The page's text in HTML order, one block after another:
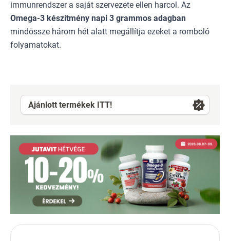
immunrendszer a saját szervezete ellen harcol. Az
Omega-3 készítmény napi 3 grammos adagban
mindössze három hét alatt megállítja ezeket a romboló
folyamatokat.
Ajánlott termékek ITT!